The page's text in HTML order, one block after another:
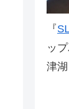
『
ッ
津